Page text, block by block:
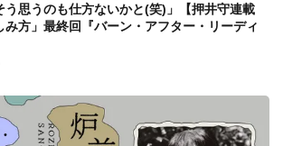
う思うのも仕方ないかと(笑)」【押井守連載
み方」最終回『バーン・アフター・リーディ